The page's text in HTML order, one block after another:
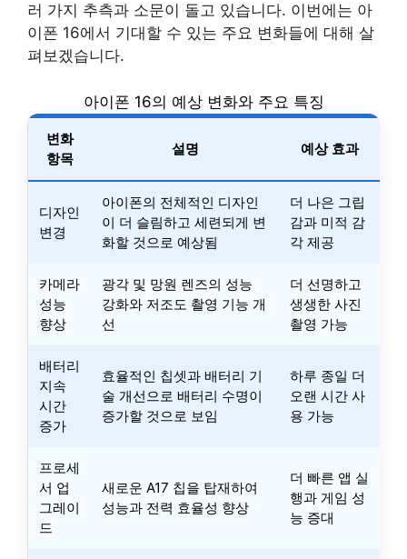
러 가지 추측과 소문이 돌고 있습니다. 이번에는 아
이폰 16에서 기대할 수 있는 주요 변화들에 대해 살
펴보겠습니다.
아이폰 16의 예상 변화와 주요 특징
변화
항목
설명 예상 효과
디자인
변경
아이폰의 전체적인 디자인
이 더 슬림하고 세련되게 변
화할 것으로 예상됨
더 나은 그립
감과 미적 감
각 제공
카메라
성능
향상
광각 및 망원 렌즈의 성능
강화와 저조도 촬영 기능 개
선
더 선명하고
생생한 사진
촬영 가능
배터리
지속
시간
증가
효율적인 칩셋과 배터리 기
술 개선으로 배터리 수명이
증가할 것으로 보임
하루 종일 더
오랜 시간 사
용 가능
프로세
서 업
그레이
드
새로운 A17 칩을 탑재하여
성능과 전력 효율성 향상
더 빠른 앱 실
행과 게임 성
능 증대